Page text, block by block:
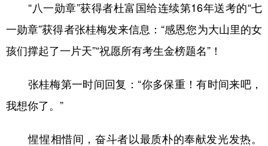
“八一勋章”获得者杜富国给连续第16年送考的“七
一勋章”获得者张桂梅发来信息：“感恩您为大山里的女
孩们撑起了一片天”“祝愿所有考生金榜题名”！
张桂梅第一时间回复：“你多保重！有时间来吧，
我想你了。”
惺惺相惜间，奋斗者以最质朴的奉献发光发热。